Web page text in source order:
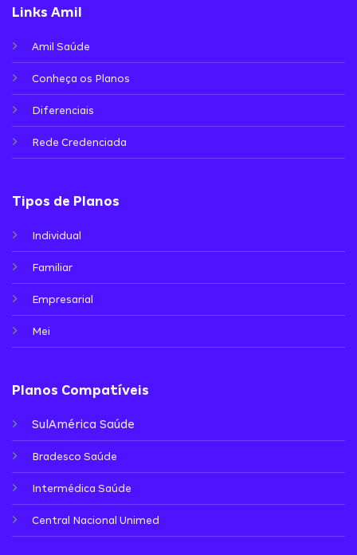
Links Amil
Amil Saúde
Conheça os Planos
Diferenciais
Rede Credenciada
Tipos de Planos
Individual
Familiar
Empresarial
Mei
Planos Compatíveis
SulAmérica Saúde
Bradesco Saúde
Intermédica Saúde
Central Nacional Unimed